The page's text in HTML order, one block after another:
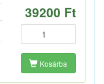
39200 Ft
Kosárba